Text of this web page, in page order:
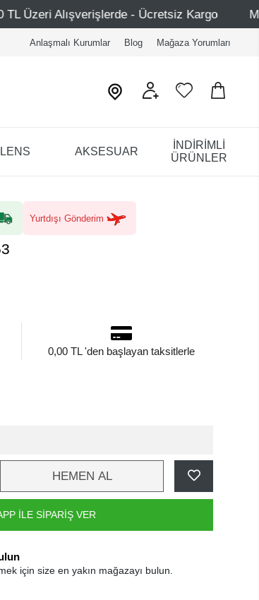
- Ücretsiz Kargo Mağazalarımız –
Anlaşmalı Kurumlar Blog Mağaza Yorumları
LENS AKSESUAR
İNDİRİMLİ
ÜRÜNLER
Yurtdışı Gönderim
0,00 TL 'den başlayan taksitlerle
HEMEN AL
İLE SİPARİŞ VER
için size en yakın mağazayı bulun.